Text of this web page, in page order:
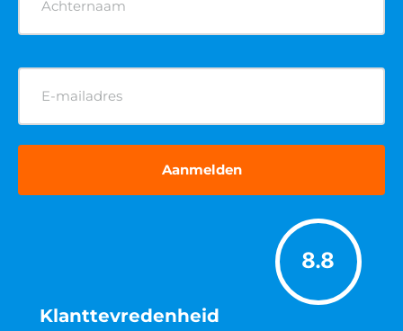
E-
(Vereist)
8.8
Klanttevredenheid